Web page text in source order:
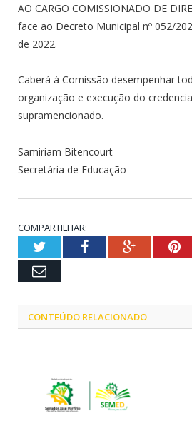
AO CARGO COMISSIONADO DE
face ao Decreto Municipal nº 052/
de 2022.
Caberá à Comissão desempenhar
organização e execução do
supramencionado.
Samiriam Bitencourt
Secretária de Educação
COMPARTILHAR:
TwitterFacebookGoogle+
Email
CONTEÚDO RELACIONADO